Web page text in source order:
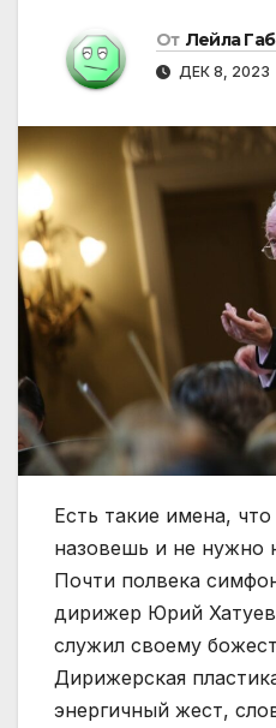
От Лейла
ДЕК 8, 2023
Есть такие имена,
назовешь и не нужно
Почти полвека
дирижер Юрий
служил своему
Дирижерская
энергичный жест,